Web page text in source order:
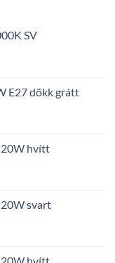
SV
E27 dökk grátt
20W hvítt
svart